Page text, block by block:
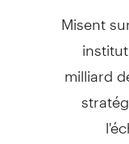
Misent
milliard